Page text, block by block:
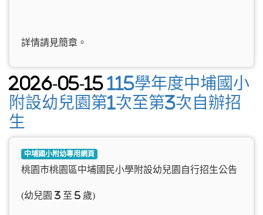
詳情請見簡章。
2026-05-15115學年度中埔國小
附設幼兒園第1次至第3次自辦招
生
中埔國小附幼專用網頁
桃園市桃園區中埔國民小學附設幼兒園自行招生公告
(幼兒園 3 至 5 歲)